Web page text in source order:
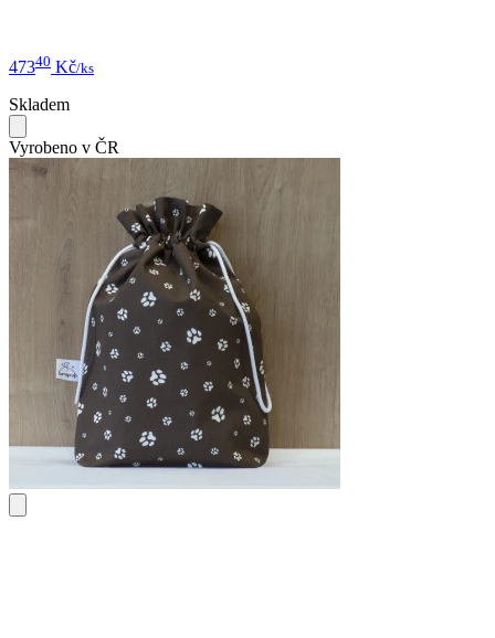
47340 Kč/ks
Skladem
Vyrobeno v ČR